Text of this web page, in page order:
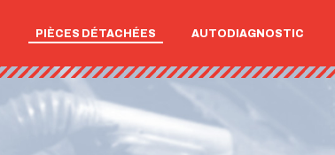
PIÈCES DÉTACHÉES AUTODIAGNOSTIC